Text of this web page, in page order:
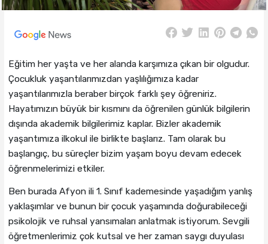
Eğitim her yaşta ve her alanda karşımıza çıkan bir olgudur.
Çocukluk yaşantılarımızdan yaşlılığımıza kadar
yaşantılarımızla beraber birçok farklı şey öğreniriz.
Hayatımızın büyük bir kısmını da öğrenilen günlük bilgilerin
dışında akademik bilgilerimiz kaplar. Bizler akademik
yaşantımıza ilkokul ile birlikte başlarız. Tam olarak bu
başlangıç, bu süreçler bizim yaşam boyu devam edecek
öğrenmelerimizi etkiler.
Ben burada Afyon ili 1. Sınıf kademesinde yaşadığım yanlış
yaklaşımlar ve bunun bir çocuk yaşamında doğurabileceği
psikolojik ve ruhsal yansımaları anlatmak istiyorum. Sevgili
öğretmenlerimiz çok kutsal ve her zaman saygı duyulası